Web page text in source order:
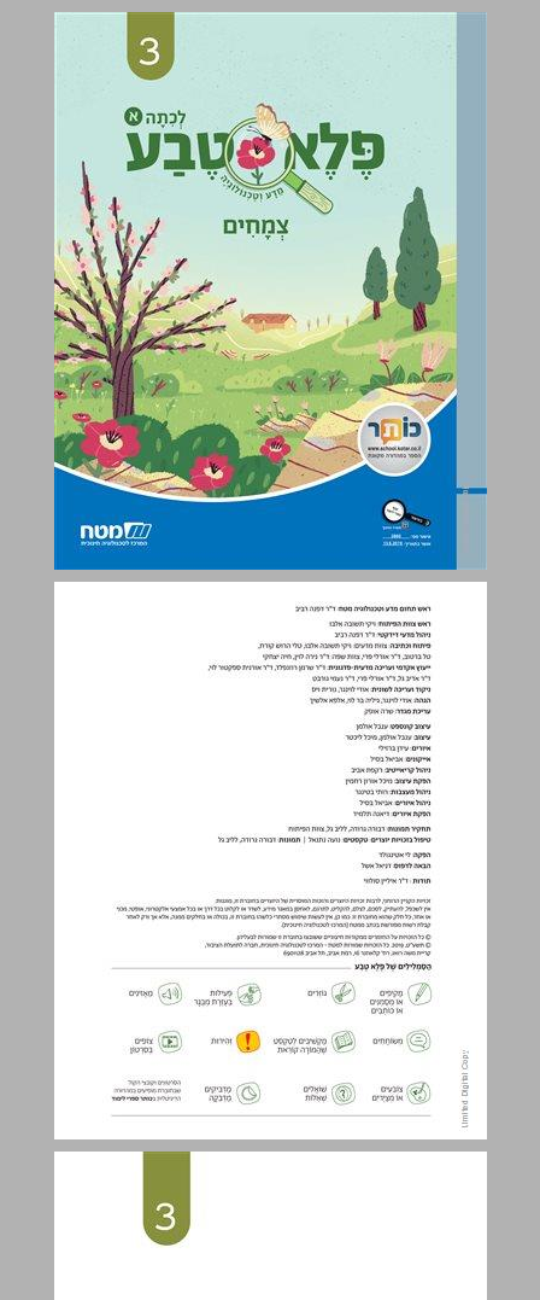
פֶּלֶא טֶבַע 3 צְמָחִים לְכִתָה א ... 0
מָה בַּחוֹבֶרֶת? ... 2